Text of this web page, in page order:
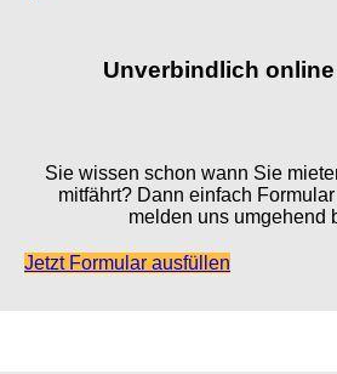
Unverbindlich
Sie wissen schon wann Sie
mitfährt? Dann einfach
melden uns umgehend
Jetzt Formular ausfüllen